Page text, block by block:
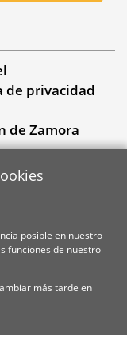
de privacidad
de Zamora
posible en nuestro
funciones de nuestro
más tarde en